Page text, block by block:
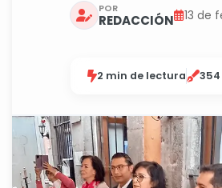
POR
REDACCIÓN 13 de
2 min de lectura